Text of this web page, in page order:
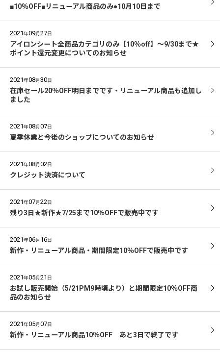
■10％OFF■リニューアル商品のみ●10月10日まで
2021年09月27日
アイロンシート全商品カテゴリのみ【10％off】～9/30まで★
ポイント還元変更についてのお知らせ
2021年08月30日
在庫セール20％OFF明日までです・リニューアル商品も追加し
ました
2021年08月07日
夏季休業と今後のショップについてのお知らせ
2021年08月02日
クレジット決済について
2021年07月22日
残り3日★新作★7/25まで10％OFFで販売中です
2021年06月 16日
新作・リニューアル商品・期間限定10％OFFで販売中です
2021年05月21 日
お試し販売開始（5/21PM9時頃より）と期間限定10％OFF商
品のお知らせ
2021年05月07日
新作・リニューアル商品10％OFF あと3日で終了です